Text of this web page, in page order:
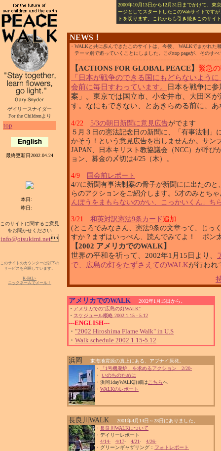
ゲイリースナイダー
For the Childrenより
top
最終更新日2002.04.24
本日:
昨日:
このサイトに関するご意見
をお聞かせください
info@otsukimi.net
このサイトのカウンターは以下の
サービスを利用しています。
K-PAL>
ニックネームでメール！
2000年10月13日から12月31日までかけて、東
ージとしてスタートしたこのWabサイトです
トを切ります。これからも引き続きこのサイ
NEWS！
・WALKと共に歩んできたこのサイトは、今後、 WALKでまかれた
テーマ別で追っていくことにしました。このtop pageが、そのす
【ACTIONS FOR GLOBAL PEACE】 緊急
「日本が戦争のできる国にもどらないよう
会前に毎日すわっています。
日本を戦争に
案」。東京では国立市、小金井市、大田区
す。 なにもできない、とあきらめる前に、
4/22 5/3の朝日新聞に意見広告がでます
５月３日の憲法記念日の新聞に、「有事法制」
かそう！という意見広告を出しませんか。サン
JAPAN、日本キリスト教協議会（NCC）が呼び
ョン、募金の〆切は4/25（木）。
4/9
国会前レポート
4/7に新聞有事法制案の骨子が新聞にに出たのと
らのアクションをご紹介します。 5才のみとち
んぽうをまもらないのかい、こっかいくん」ち
3/21 和英対訳憲法9条カード追加
(ところでみなさん、憲法9条の文章って、じっ
すか？まずはいっぺん、読んでみてよ！ ポン
【2002 アメリカでのWALK】
世界の平和を祈って、2002年1月15日より、
で、広島の灯をたずさえてのWALKが行われ
アメリカでのWALK
2002年1月15日から。
・ アメリカでの"広島の灯WALK"
・ スケジュール概略 2002.1.15 - 5.12
---ENGLISH---
・ "2002 Hiroshima Flame Walk" in U.S
・ Walk schedule 2002.1.15-5.12
浜岡
東海地震源の真上にある、アブナイ原発。
・
「1号機廃炉」を求めるアクション 2/20-
・ いのちのために
・浜岡1dayWALK詳細は こちらへ
・ WALKのレポート
長良川WALK
2001年4月14日～28日にありました。
・ 長良川WALKについて
・デイリーレポート
4/14-
4/17- 4/21- 4/26-
・グリーンギャザリング： フォトレポート